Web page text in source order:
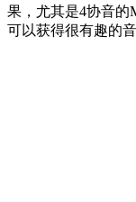
果，尤其是4协音的
可以获得很有趣的音